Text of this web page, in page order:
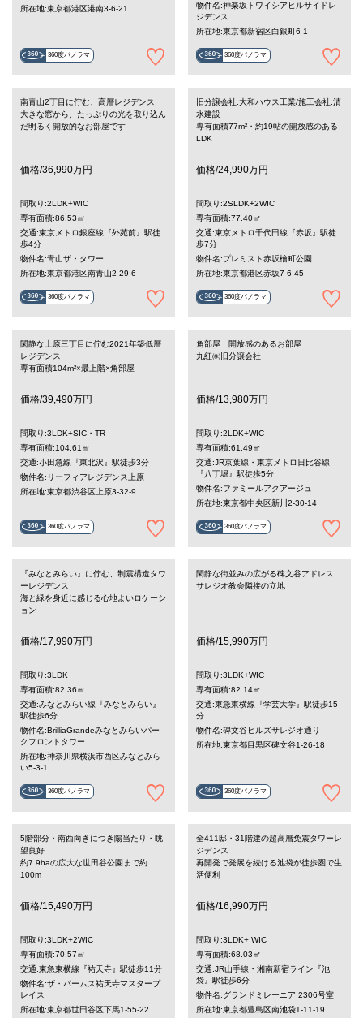
所在地:東京都港区港南3-6-21
360度パノラマ
物件名:神楽坂トワイシアヒルサイドレ
ジデンス
所在地:東京都新宿区白銀町6-1
360度パノラマ
南青山2丁目に佇む、高層レジデンス
大きな窓から、たっぷりの光を取り込ん
だ明るく開放的なお部屋です
価格/36,990万円
間取り:2LDK+WIC
専有面積:86.53㎡
交通:東京メトロ銀座線『外苑前』駅徒
歩4分
物件名:青山ザ・タワー
所在地:東京都港区南青山2-29-6
360度パノラマ
旧分譲会社:大和ハウス工業/施工会社:清
水建設
専有面積77m²・約19帖の開放感のある
LDK
価格/24,990万円
間取り:2SLDK+2WIC
専有面積:77.40㎡
交通:東京メトロ千代田線『赤坂』駅徒
歩7分
物件名:プレミスト赤坂檜町公園
所在地:東京都港区赤坂7-6-45
360度パノラマ
閑静な上原三丁目に佇む2021年築低層
レジデンス
専有面積104m²×最上階×角部屋
価格/39,490万円
間取り:3LDK+SIC・TR
専有面積:104.61㎡
交通:小田急線『東北沢』駅徒歩3分
物件名:リーフィアレジデンス上原
所在地:東京都渋谷区上原3-32-9
360度パノラマ
角部屋 開放感のあるお部屋
丸紅㈱旧分譲会社
価格/13,980万円
間取り:2LDK+WIC
専有面積:61.49㎡
交通:JR京葉線・東京メトロ日比谷線
『八丁堀』駅徒歩5分
物件名:ファミールアクアージュ
所在地:東京都中央区新川2-30-14
360度パノラマ
『みなとみらい』に佇む、制震構造タワ
ーレジデンス
海と緑を身近に感じる心地よいロケーシ
ョン
価格/17,990万円
間取り:3LDK
専有面積:82.36㎡
交通:みなとみらい線『みなとみらい』
駅徒歩6分
物件名:BrilliaGrandeみなとみらいパー
クフロントタワー
所在地:神奈川県横浜市西区みなとみら
い5-3-1
360度パノラマ
閑静な街並みの広がる碑文谷アドレス
サレジオ教会隣接の立地
価格/15,990万円
間取り:3LDK+WIC
専有面積:82.14㎡
交通:東急東横線『学芸大学』駅徒歩15
分
物件名:碑文谷ヒルズサレジオ通り
所在地:東京都目黒区碑文谷1-26-18
360度パノラマ
5階部分・南西向きにつき陽当たり・眺
望良好
約7.9haの広大な世田谷公園まで約
100m
価格/15,490万円
間取り:3LDK+2WIC
専有面積:70.57㎡
交通:東急東横線『祐天寺』駅徒歩11分
物件名:ザ・パームス祐天寺マスタープ
レイス
所在地:東京都世田谷区下馬1-55-22
全411邸・31階建の超高層免震タワーレ
ジデンス
再開発で発展を続ける池袋が徒歩圏で生
活便利
価格/16,990万円
間取り:3LDK+ WIC
専有面積:68.03㎡
交通:JR山手線・湘南新宿ライン『池
袋』駅徒歩6分
物件名:グランドミレーニア 2306号室
所在地:東京都豊島区南池袋1-11-19